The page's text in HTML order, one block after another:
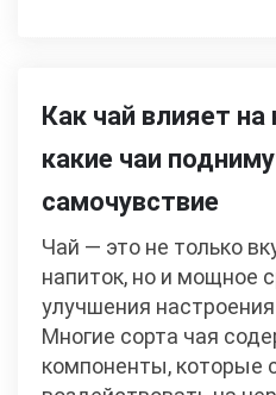
Как чай влияет на
какие чаи
самочувствие
Чай — это не только
напиток, но и мощное
улучшения
Многие сорта чая
компоненты, которые